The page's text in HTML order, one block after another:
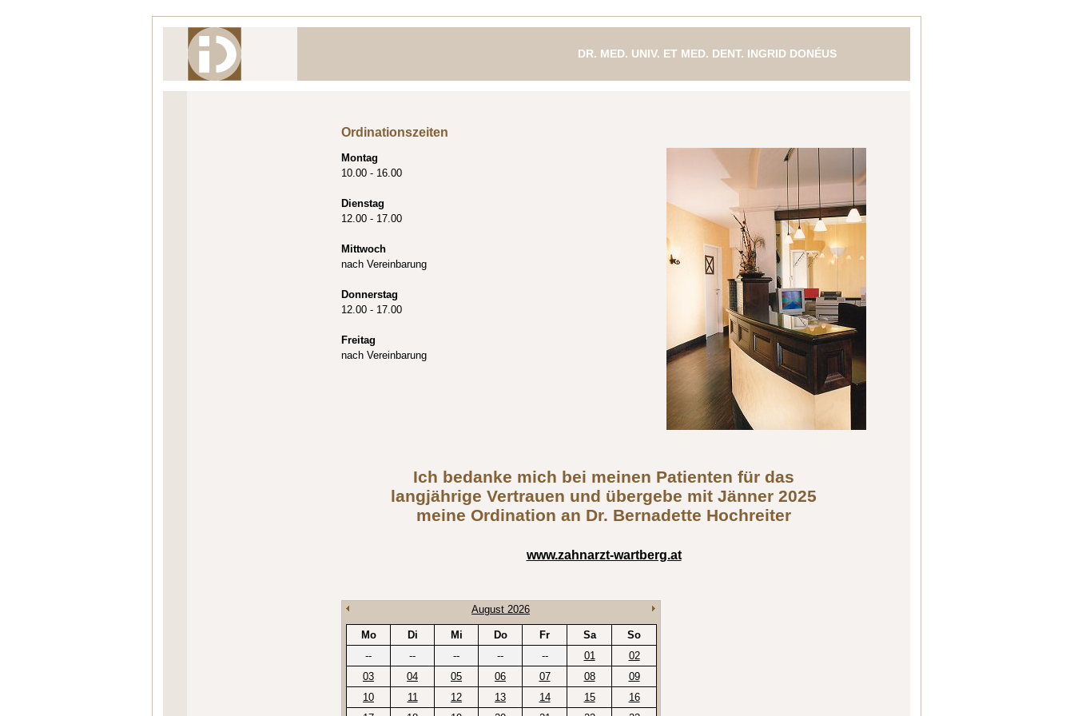
DR. MED. UNIV. ET MED. DENT. INGRID DONÉUS
Ordinationszeiten
Montag
10.00 - 16.00
Dienstag
12.00 - 17.00
Mittwoch
nach Vereinbarung
Donnerstag
12.00 - 17.00
Freitag
nach Vereinbarung
Ich bedanke mich bei meinen Patienten für das
langjährige Vertrauen und übergebe mit Jänner 2025
meine Ordination an Dr. Bernadette Hochreiter
www.zahnarzt-wartberg.at
August 2026
Mo Di Mi Do Fr Sa
So
--
-- -- -- -- 01
02
03
04 05 06 07 08
09
10
11 12 13 14 15
16